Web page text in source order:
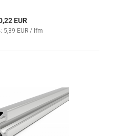
EUR
5,39 EUR / lfm